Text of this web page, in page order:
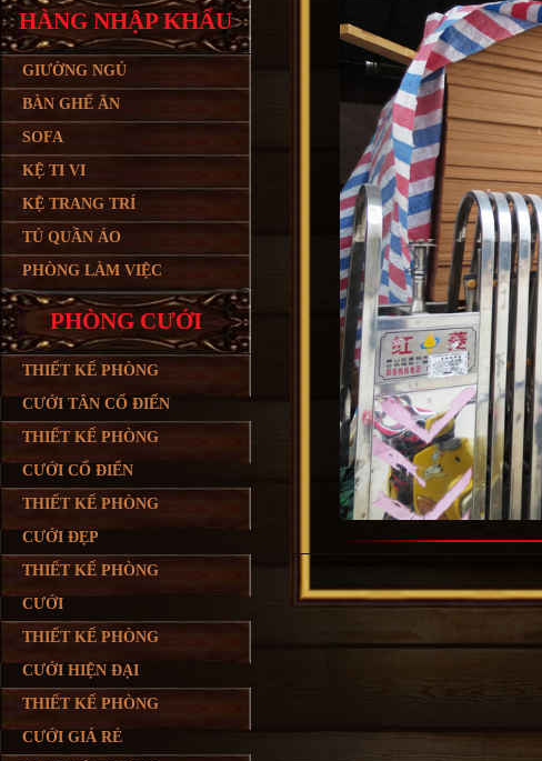
HÀNG NHẬP KHẨU
GIƯỜNG NGỦ
BÀN GHẾ ĂN
SOFA
KỆ TI VI
KỆ TRANG TRÍ
TỦ QUẦN ÁO
PHÒNG LÀM VIỆC
PHÒNG CƯỚI
THIẾT KẾ PHÒNG
CƯỚI TÂN CỔ ĐIỂN
THIẾT KẾ PHÒNG
CƯỚI CỔ ĐIỂN
THIẾT KẾ PHÒNG
CƯỚI ĐẸP
THIẾT KẾ PHÒNG
CƯỚI
THIẾT KẾ PHÒNG
CƯỚI HIỆN ĐẠI
THIẾT KẾ PHÒNG
CƯỚI GIÁ RẺ